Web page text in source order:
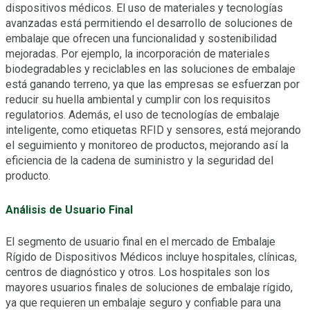
dispositivos médicos. El uso de materiales y tecnologías
avanzadas está permitiendo el desarrollo de soluciones de
embalaje que ofrecen una funcionalidad y sostenibilidad
mejoradas. Por ejemplo, la incorporación de materiales
biodegradables y reciclables en las soluciones de embalaje
está ganando terreno, ya que las empresas se esfuerzan por
reducir su huella ambiental y cumplir con los requisitos
regulatorios. Además, el uso de tecnologías de embalaje
inteligente, como etiquetas RFID y sensores, está mejorando
el seguimiento y monitoreo de productos, mejorando así la
eficiencia de la cadena de suministro y la seguridad del
producto.
Análisis de Usuario Final
El segmento de usuario final en el mercado de Embalaje
Rígido de Dispositivos Médicos incluye hospitales, clínicas,
centros de diagnóstico y otros. Los hospitales son los
mayores usuarios finales de soluciones de embalaje rígido,
ya que requieren un embalaje seguro y confiable para una